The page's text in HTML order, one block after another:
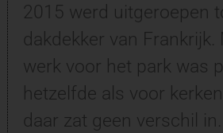
2015 werd uitgeroepen
dakdekker van Frankrijk.
werk voor het park was
hetzelfde als voor
daar zat geen verschil